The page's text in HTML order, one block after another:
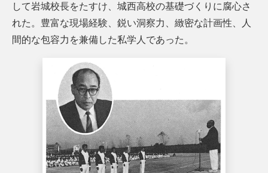
して岩城校長をたすけ、城西高校の基礎づくりに腐心さ
れた。豊富な現場経験、鋭い洞察力、緻密な計画性、人
間的な包容力を兼備した私学人であった。